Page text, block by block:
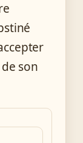
son